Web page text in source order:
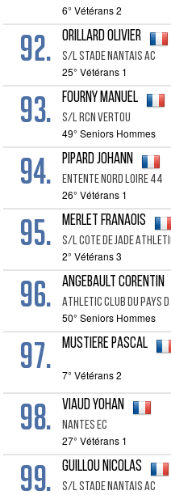
6° Vétérans 2
92. ORILLARD Olivier
S/l Stade Nantais Ac
25° Vétérans 1
93. FOURNY Manuel
S/l Rcn Vertou
49° Seniors Hommes
94. PIPARD Johann
Entente Nord Loire 44
26° Vétérans 1
95. MERLET Franaois
S/l Cote De Jade
2° Vétérans 3
96. ANGEBAULT Corentin
Athletic Club Du Pays D
50° Seniors Hommes
97. MUSTIERE Pascal
7° Vétérans 2
98. VIAUD Yohan
Nantes Ec
27° Vétérans 1
99. GUILLOU Nicolas
S/l Stade Nantais Ac